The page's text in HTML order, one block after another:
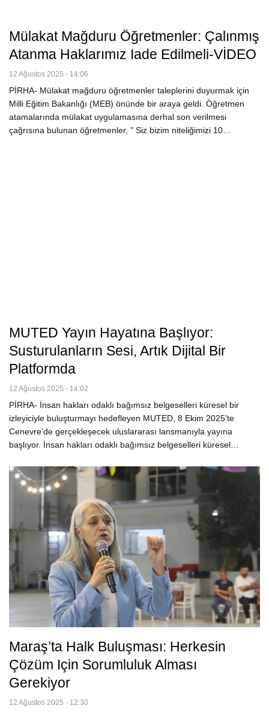
Mülakat Mağduru Öğretmenler: Çalınmış
Atanma Haklarımız Iade Edilmeli-VİDEO
12 Ağustos 2025 - 14:06
PİRHA- Mülakat mağduru öğretmenler taleplerini duyurmak için
Milli Eğitim Bakanlığı (MEB) önünde bir araya geldi. Öğretmen
atamalarında mülakat uygulamasına derhal son verilmesi
çağrısına bulunan öğretmenler, " Siz bizim niteliğimizi 10…
MUTED Yayın Hayatına Başlıyor:
Susturulanların Sesi, Artık Dijital Bir
Platformda
12 Ağustos 2025 - 14:02
PİRHA- İnsan hakları odaklı bağımsız belgeselleri küresel bir
izleyiciyle buluşturmayı hedefleyen MUTED, 8 Ekim 2025’te
Cenevre’de gerçekleşecek uluslararası lansmanıyla yayına
başlıyor. İnsan hakları odaklı bağımsız belgeselleri küresel…
Maraş’ta Halk Buluşması: Herkesin
Çözüm Için Sorumluluk Alması
Gerekiyor
12 Ağustos 2025 - 12:30